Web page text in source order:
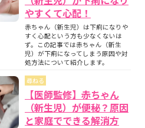
やすくて心配！
赤ちゃん（新生児）は下痢になりや
すく心配という方も少なくないは
ず。この記事では赤ちゃん（新生
児）が下痢になってしまう原因や対
処方法について紹介します。
尋ねる
【医師監修】赤ちゃん
（新生児）が便秘？原因
と家庭でできる解消方